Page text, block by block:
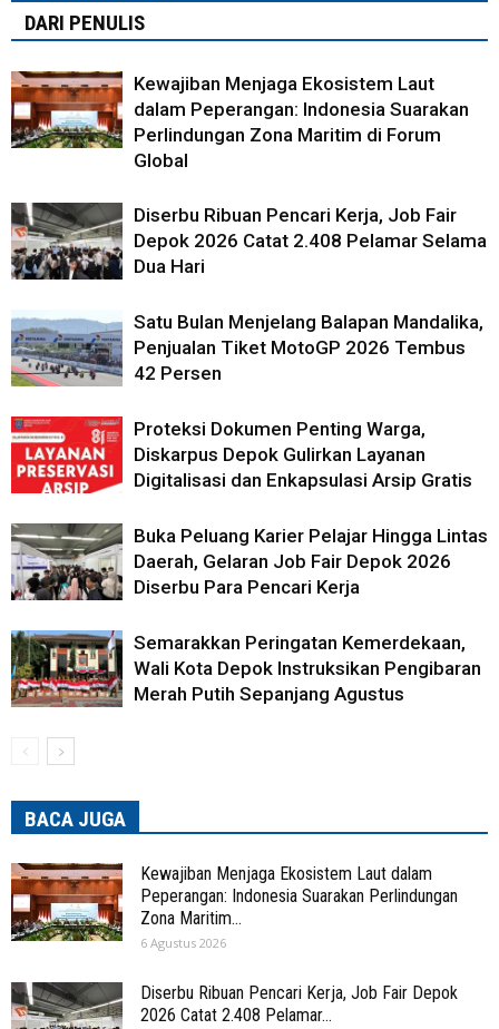
DARI PENULIS
Kewajiban Menjaga Ekosistem Laut
dalam Peperangan: Indonesia Suarakan
Perlindungan Zona Maritim di Forum
Global
Diserbu Ribuan Pencari Kerja, Job Fair
Depok 2026 Catat 2.408 Pelamar Selama
Dua Hari
Satu Bulan Menjelang Balapan Mandalika,
Penjualan Tiket MotoGP 2026 Tembus
42 Persen
Proteksi Dokumen Penting Warga,
Diskarpus Depok Gulirkan Layanan
Digitalisasi dan Enkapsulasi Arsip Gratis
Buka Peluang Karier Pelajar Hingga Lintas
Daerah, Gelaran Job Fair Depok 2026
Diserbu Para Pencari Kerja
Semarakkan Peringatan Kemerdekaan,
Wali Kota Depok Instruksikan Pengibaran
Merah Putih Sepanjang Agustus
BACA JUGA
Kewajiban Menjaga Ekosistem Laut dalam
Peperangan: Indonesia Suarakan Perlindungan
Zona Maritim...
6 Agustus 2026
Diserbu Ribuan Pencari Kerja, Job Fair Depok
2026 Catat 2.408 Pelamar...